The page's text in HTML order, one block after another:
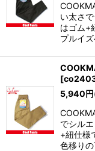
い太さ
はゴム+
プルイ
[
5,940円
でシル
+紐仕様
色移り